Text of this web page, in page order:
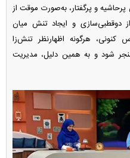
و پرگفتار، به‌صورت موقت از
دوقطبی‌سازی و ایجاد تنش میان
هرگونه اظهارنظر تنش‌زا
شود و به همین دلیل، مدیریت